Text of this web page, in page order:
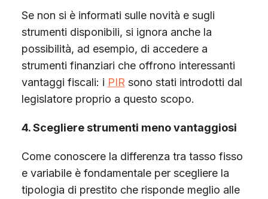
Se non si è informati sulle novità e sugli
strumenti disponibili, si ignora anche la
possibilità, ad esempio, di accedere a
strumenti finanziari che offrono interessanti
vantaggi fiscali: i PIR sono stati introdotti dal
legislatore proprio a questo scopo.
4. Scegliere strumenti meno vantaggiosi
Come conoscere la differenza tra tasso fisso
e variabile è fondamentale per scegliere la
tipologia di prestito che risponde meglio alle